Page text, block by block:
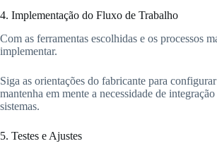
4. Implementação do Fluxo de Trabalho
Com as ferramentas escolhidas e os processos
implementar.
Siga as orientações do fabricante para
mantenha em mente a necessidade de
sistemas.
5. Testes e Ajustes